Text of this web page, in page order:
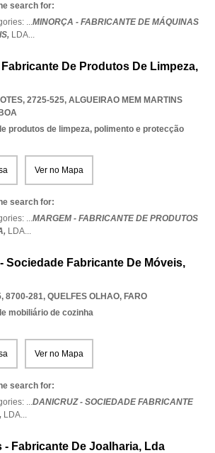
search for:
...MINORÇA - FABRICANTE DE MÁQUINAS
LDA...
Fabricante De Produtos De Limpeza,
2725-525, ALGUEIRAO MEM MARTINS
produtos de limpeza, polimento e protecção
Ver no Mapa
search for:
...MARGEM - FABRICANTE DE PRODUTOS
LDA...
Sociedade Fabricante De Móveis,
8700-281, QUELFES OLHAO, FARO
mobiliário de cozinha
Ver no Mapa
search for:
...DANICRUZ - SOCIEDADE FABRICANTE
LDA...
- Fabricante De Joalharia, Lda